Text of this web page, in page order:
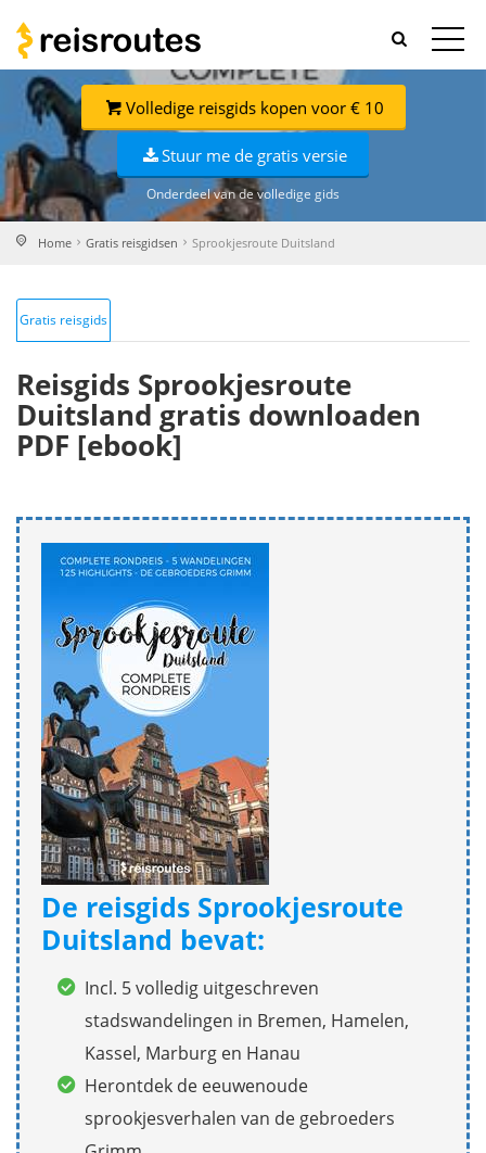
Volledige reisgids kopen voor € 10
Stuur me de gratis versie
Onderdeel van de volledige gids
Home Gratis reisgidsen Sprookjesroute Duitsland
Gratis reisgids
Reisgids Sprookjesroute
Duitsland gratis downloaden
PDF [ebook]
De reisgids Sprookjesroute
Duitsland bevat:
Incl. 5 volledig uitgeschreven
stadswandelingen in Bremen, Hamelen,
Kassel, Marburg en Hanau
Herontdek de eeuwenoude
sprookjesverhalen van de gebroeders